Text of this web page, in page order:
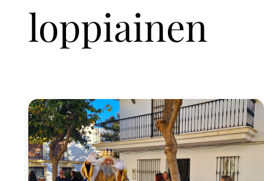
loppiainen